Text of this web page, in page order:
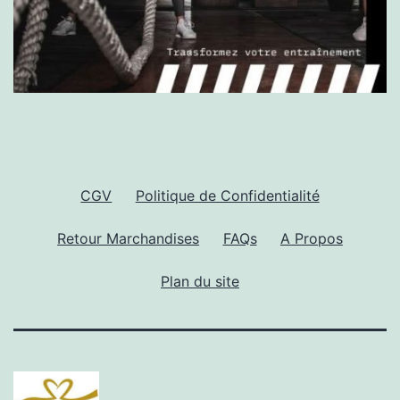
CGV Politique de Confidentialité
Retour Marchandises FAQs A Propos
Plan du site